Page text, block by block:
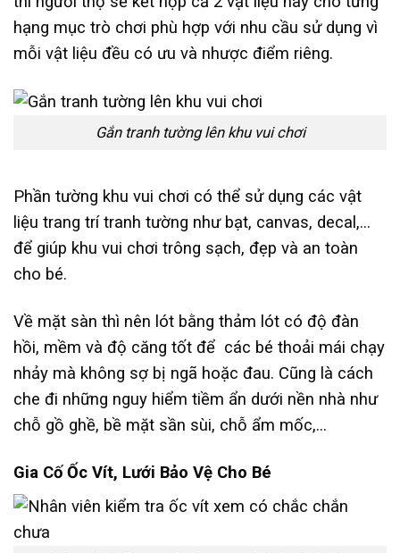
hạng mục trò chơi phù hợp với nhu cầu sử dụng vì
mỗi vật liệu đều có ưu và nhược điểm riêng.
Gắn tranh tường lên khu vui chơi
Phần tường khu vui chơi có thể sử dụng các vật
liệu trang trí tranh tường như bạt, canvas, decal,…
để giúp khu vui chơi trông sạch, đẹp và an toàn
cho bé.
Về mặt sàn thì nên lót bằng thảm lót có độ đàn
hồi, mềm và độ căng tốt để các bé thoải mái chạy
nhảy mà không sợ bị ngã hoặc đau. Cũng là cách
che đi những nguy hiểm tiềm ẩn dưới nền nhà như
chỗ gồ ghề, bề mặt sần sùi, chỗ ẩm mốc,…
Gia Cố Ốc Vít, Lưới Bảo Vệ Cho Bé